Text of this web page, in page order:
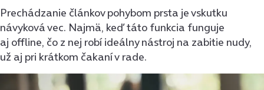
Prechádzanie článkov pohybom prsta je vskutku
návyková vec. Najmä, keď táto funkcia funguje
aj offline, čo z nej robí ideálny nástroj na zabitie nudy,
už aj pri krátkom čakaní v rade.